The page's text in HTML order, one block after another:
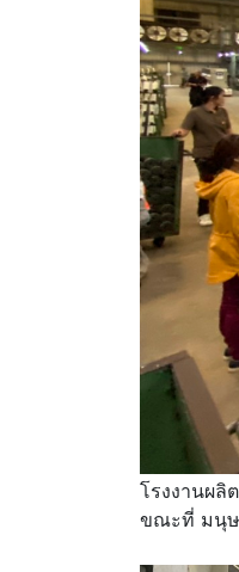
โรงงานผลิ
ขณะที่ มนุษ